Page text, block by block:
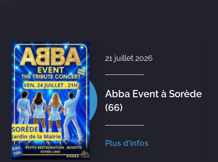
21 juillet 2026
Abba Event à Sorède
(66)
Plus d'infos